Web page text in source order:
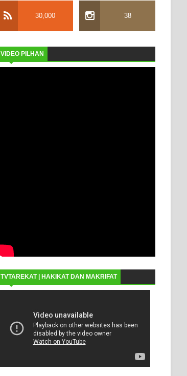
30,000 38
VIDEO PILHAN
TVTAREKAT | HAKIKAT DAN MAKRIFAT